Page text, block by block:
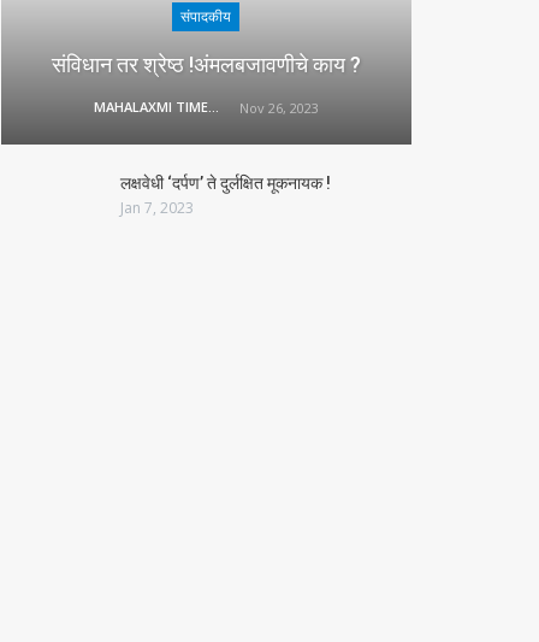
संपादकीय
संविधान तर श्रेष्ठ !अंमलबजावणीचे काय ?
MAHALAXMI TIMES Nov 26, 2023
लक्षवेधी ‘दर्पण’ ते दुर्लक्षित मूकनायक !
Jan 7, 2023